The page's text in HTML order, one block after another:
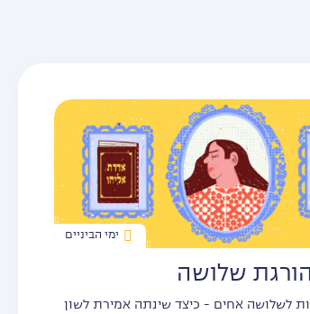
ימי הביניים
שלושה
לשלושה אחים - כיצד שינתה אמירת לשון